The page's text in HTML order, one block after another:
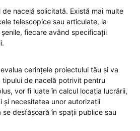
nacelă solicitată. Există mai multe
telescopice sau articulate, la
fiecare având specificații
cerințele proiectului tău și va
de nacelă potrivit pentru
vor fi luate în calcul locația lucrării,
și necesitatea unor autorizații
desfășoară în spații publice sau